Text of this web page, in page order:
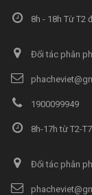
8h - 18h Từ T2
Đối tác phân
1900099949
8h-17h từ T2-T7
Đối tác phân